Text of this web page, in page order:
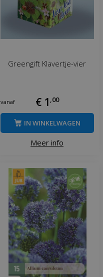
Greengift Klavertje-vier
vanaf € 1 00
Meer info
IN WINKELWAGEN